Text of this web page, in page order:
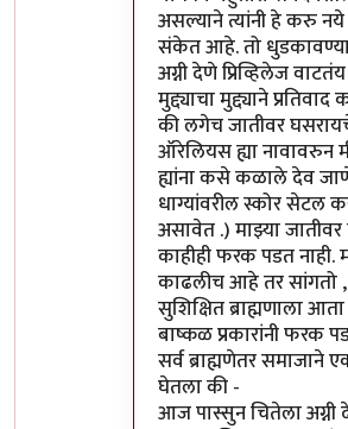
असल्याने त्यांनी हे करु
संकेत आहे. तो
अग्नी देणे प्रिव्हिलेज
मुद्द्याचा मुद्द्याने
की लगेच जातीवर
ऑरेलियस ह्या नावावरुन
ह्यांना कसे कळाले देव
धाग्यांवरील स्कोर सेटल
असावेत .) माझ्या
काहीही फरक पडत नाही.
काढलीच आहे तर सांगतो ,
सुशिक्षित ब्राह्मणाला
बाष्कळ प्रकारांनी फरक
सर्व ब्राह्मणेतर समाजाने
घेतला की -
आज पास्सुन चितेला अग्नी